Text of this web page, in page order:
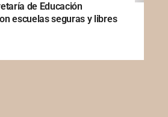
de Educación
escuelas seguras y libres